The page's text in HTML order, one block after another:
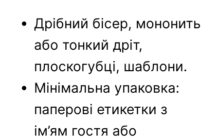
Дрібний бісер, мононить
або тонкий дріт,
плоскогубці, шаблони.
Мінімальна упаковка:
паперові етикетки з
ім’ям гостя або